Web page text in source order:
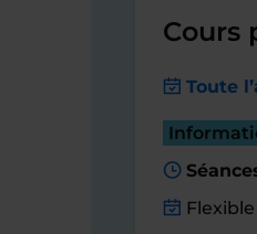
Cours
Toute